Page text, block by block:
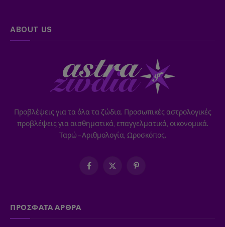
ABOUT US
Προβλέψεις για τα όλα τα ζώδια. Προσωπικές αστρολογικές
προβλέψεις για αισθηματικά, επαγγελματικά, οικονομικά.
Ταρώ – Αριθμολογία, Ωροσκόπος.
Facebook
X
Pinterest
ΠΡΟΣΦΑΤΑ ΑΡΘΡΑ